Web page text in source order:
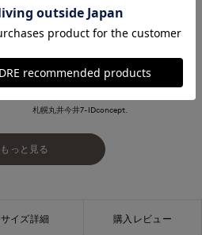
札幌丸井今井7-IDconcept.
もっと見る
サイズ詳細 購入レビュー